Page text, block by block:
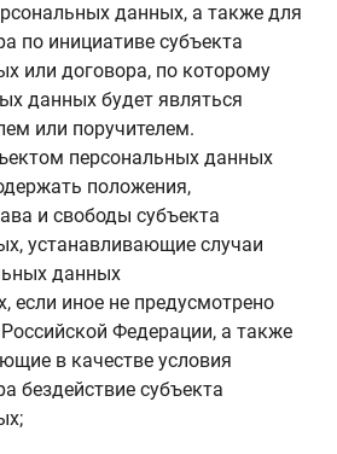
данных, а также для
по инициативе субъекта
или договора, по которому
данных будет являться
или поручителем.
персональных данных
положения,
и свободы субъекта
устанавливающие случаи
данных
если иное не предусмотрено
Федерации, а также
в качестве условия
бездействие субъекта